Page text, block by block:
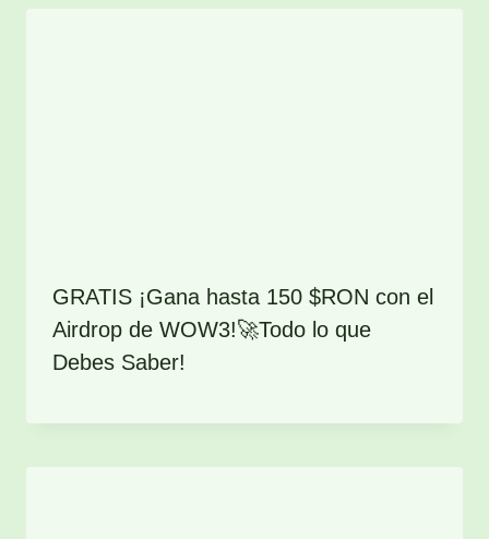
GRATIS ¡Gana hasta 150 $RON con el
Airdrop de WOW3!🚀Todo lo que
Debes Saber!